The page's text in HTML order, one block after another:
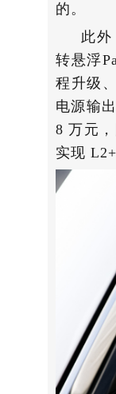
的。
此
转悬浮
程升级
电源输
8 万元
实现